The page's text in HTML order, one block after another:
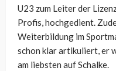
U23 zum Leiter der
Profis, hochgedient.
Weiterbildung im
schon klar artikuliert, er
am liebsten auf Schalke.